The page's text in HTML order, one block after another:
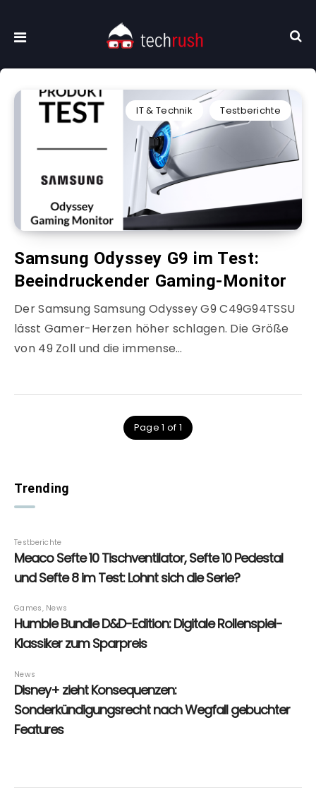
IT & Technik Testberichte
Samsung Odyssey G9 im Test:
Beeindruckender Gaming-Monitor
Der Samsung Samsung Odyssey G9 C49G94TSSU
lässt Gamer-Herzen höher schlagen. Die Größe
von 49 Zoll und die immense…
Page 1 of 1
Trending